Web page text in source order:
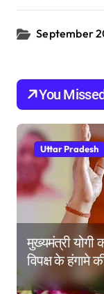
September
You
Uttar Pradesh
मुख्यमंत्री योगी
विपक्ष के हंगामे
महिलाओं और